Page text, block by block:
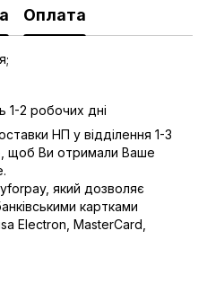
Оплата
1-2 робочих дні
НП у відділення 1-3
щоб Ви отримали Ваше
який дозволяє
картками
Electron, MasterCard,